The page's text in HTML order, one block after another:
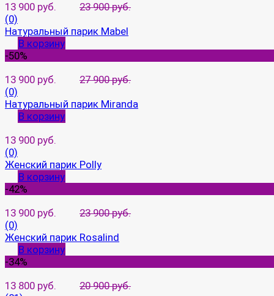
13 900 руб.
23 900 руб.
(0)
Натуральный парик Mabel
В корзину
-50%
13 900 руб.
27 900 руб.
(0)
Натуральный парик Miranda
В корзину
13 900 руб.
(0)
Женский парик Polly
В корзину
-42%
13 900 руб.
23 900 руб.
(0)
Женский парик Rosalind
В корзину
-34%
13 800 руб.
20 900 руб.